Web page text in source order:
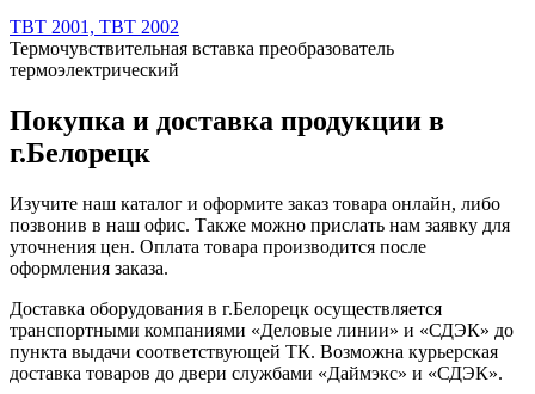
ТВТ 2001, ТВТ 2002
Термочувствительная вставка преобразователь
термоэлектрический
Покупка и доставка продукции в
г.Белорецк
Изучите наш каталог и оформите заказ товара онлайн, либо
позвонив в наш офис. Также можно прислать нам заявку для
уточнения цен. Оплата товара производится после
оформления заказа.
Доставка оборудования в г.Белорецк осуществляется
транспортными компаниями «Деловые линии» и «СДЭК» до
пункта выдачи соответствующей ТК. Возможна курьерская
доставка товаров до двери службами «Даймэкс» и «СДЭК».